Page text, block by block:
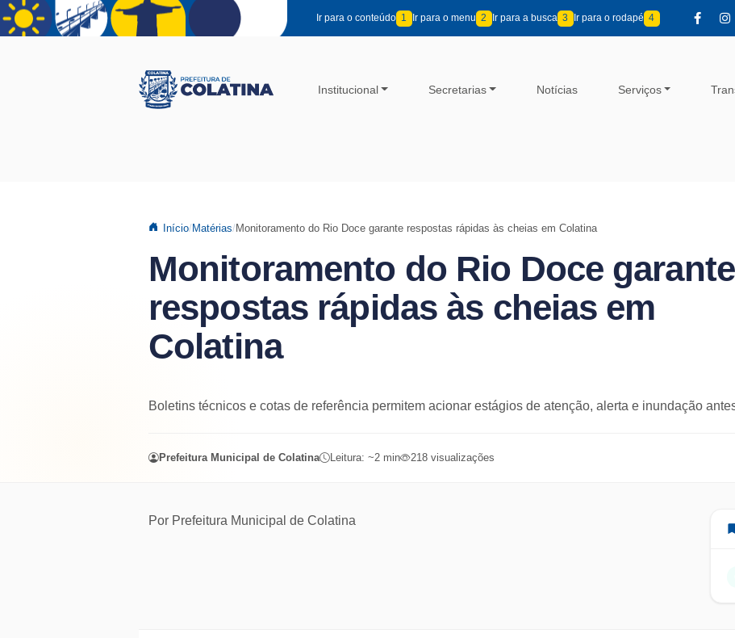
Pular para o conteúdo principal
Ir para o conteúdo 1 Ir para o menu 2 Ir para a busca 3 Ir para o rodapé 4
Institucional Secretarias Notícias Serviços
Início Matérias Monitoramento do Rio Doce garante respostas rápidas às cheias em Colatina
Monitoramento do Rio Doce garante
respostas rápidas às cheias em
Colatina
Boletins técnicos e cotas de referência permitem acionar estágios de atenção, alerta e inundação
Prefeitura Municipal de Colatina Leitura: ~2 min 218 visualizações
Por Prefeitura Municipal de Colatina